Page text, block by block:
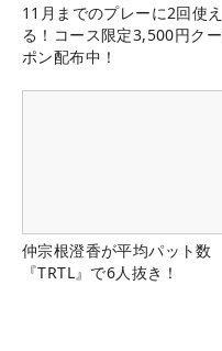
11月までのプレーに2回使え
る！コース限定3,500円クー
ポン配布中！
仲宗根澄香が平均パット数
『TRTL』で6人抜き！